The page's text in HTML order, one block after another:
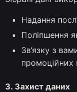
Надання
Поліпшення
Зв’язку з
промоційних
3. Захист даних